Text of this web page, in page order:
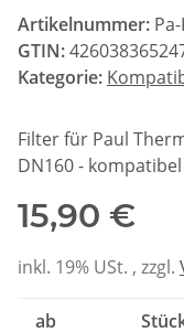
Artikelnummer:
GTIN:
Kategorie:
Filter für Paul
DN160 -
15,90 €
inkl. 19% USt. , zzgl.
ab